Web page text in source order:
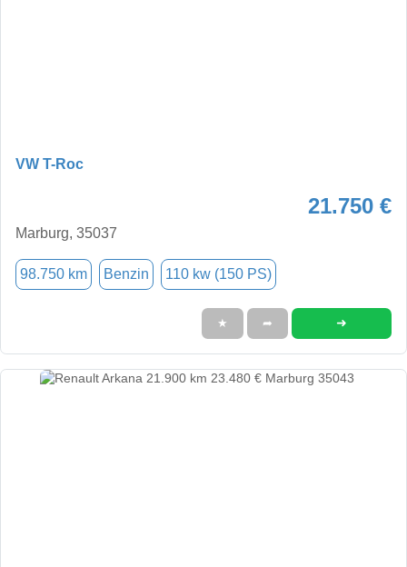
VW T-Roc
21.750 €
Marburg, 35037
98.750 km Benzin 110 kw (150 PS)
★ ➦ ➜